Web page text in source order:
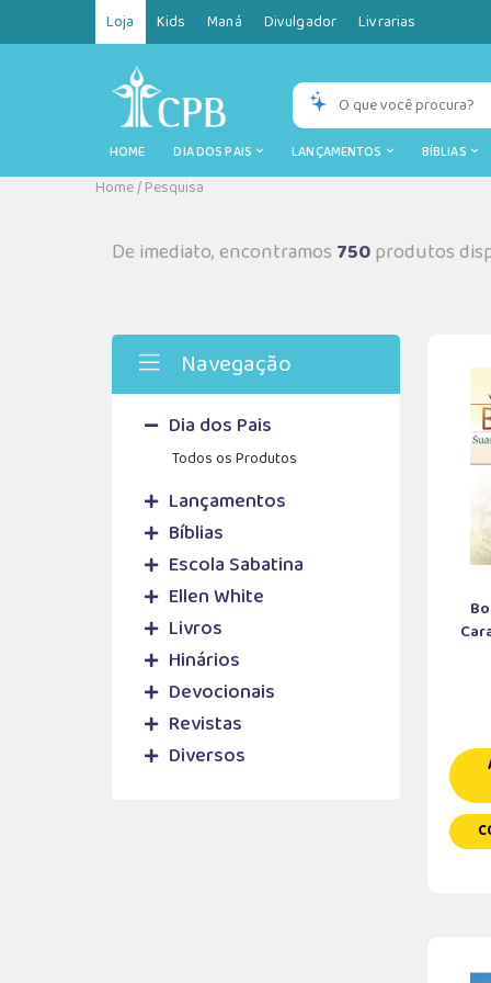
Loja Kids Maná Divulgador Livrarias
HOME DIA DOS PAIS LANÇAMENTOS BÍBLIAS
Home/Pesquisa
De imediato, encontramos 750produtos
Navegação
Dia dos Pais
Todos os Produtos
Lançamentos
Bíblias
Escola Sabatina
Ellen White
Livros
Hinários
Devocionais
Revistas
Diversos